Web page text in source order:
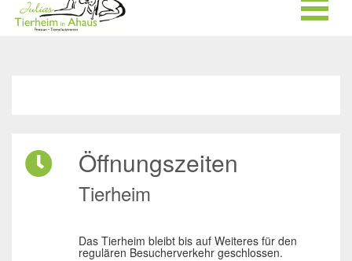
Öffnungszeiten
Tierheim
Das Tierheim bleibt bis auf Weiteres für den
regulären Besucherverkehr geschlossen.